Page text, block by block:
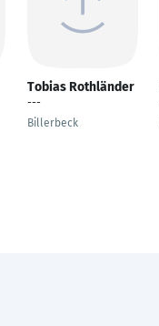
Tobias Rothländer
---
Billerbeck